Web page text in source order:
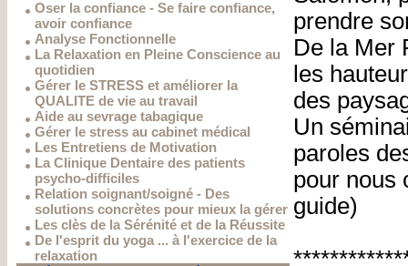
Oser la confiance - Se faire confiance,
avoir confiance
Analyse Fonctionnelle
La Relaxation en Pleine Conscience au
quotidien
Gérer le STRESS et améliorer la
QUALITE de vie au travail
Aide au sevrage tabagique
Gérer le stress au cabinet médical
Les Entretiens de Motivation
La Clinique Dentaire des patients
psycho-difficiles
Relation soignant/soigné - Des
solutions concrètes pour mieux la gérer
Les clès de la Sérénité et de la Réussite
De l'esprit du yoga ... à l'exercice de la
relaxation
prendre
De la Mer
les
des
Un
paroles
pour nous
guide)